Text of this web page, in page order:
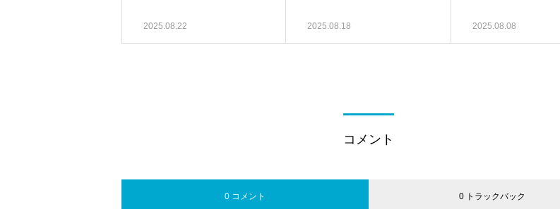
2025.08.22 2025.08.18 2025.08.08
コメント
0 コメント 0 トラックバック